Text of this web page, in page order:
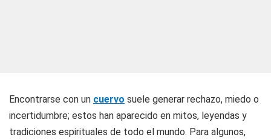
Encontrarse con un cuervo suele generar rechazo, miedo o
incertidumbre; estos han aparecido en mitos, leyendas y
tradiciones espirituales de todo el mundo. Para algunos,